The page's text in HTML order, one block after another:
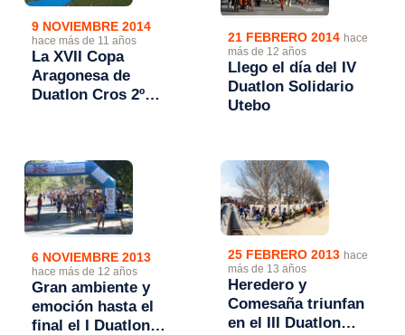
9 NOVIEMBRE 2014
hace más de 11 años
La XVII Copa
Aragonesa de
Duatlon Cros 2º
21 FEBRERO 2014 hace
más de 12 años
Llego el día del IV
Duatlon Solidario
Utebo
6 NOVIEMBRE 2013
hace más de 12 años
Gran ambiente y
emoción hasta el
final el I Duatlon
25 FEBRERO 2013 hace
más de 13 años
Heredero y
Comesaña triunfan
en el III Duatlon